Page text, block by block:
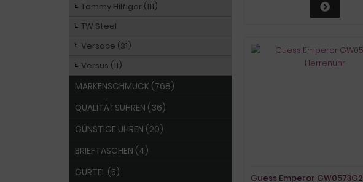
Guess Emperor GW0573G2
Tommy Hilfiger (111)
TW Steel
Versace (31)
Versus (11)
MARKENSCHMUCK (768)
QUALITÄTSUHREN (36)
GÜNSTIGE UHREN (20)
BRIEFTASCHEN (4)
GÜRTEL (5)